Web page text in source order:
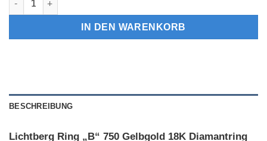
IN DEN WARENKORB
BESCHREIBUNG
Lichtberg Ring „B“ 750 Gelbgold 18K Diamantring